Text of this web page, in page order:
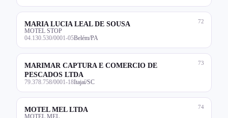
72
MARIA LUCIA LEAL DE SOUSA
MOTEL STOP
04.130.530/0001-05Belém/PA
73
MARIMAR CAPTURA E COMERCIO DE
PESCADOS LTDA
79.378.758/0001-18Itajaí/SC
74
MOTEL MEL LTDA
MOTEL MEL